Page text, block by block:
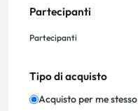
Partecipanti
Partecipanti
Tipo di acquisto
Acquisto per me stesso